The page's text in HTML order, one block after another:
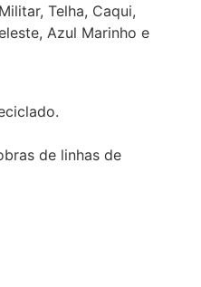
Telha, Caqui,
Azul Marinho e
de linhas de